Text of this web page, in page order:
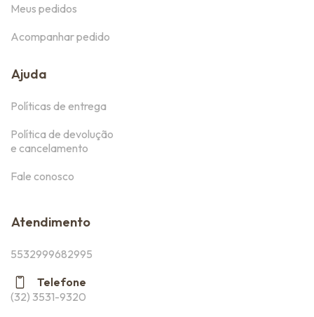
Meus pedidos
Acompanhar pedido
Ajuda
Políticas de entrega
Política de devolução
e cancelamento
Fale conosco
Atendimento
5532999682995
Telefone
(32) 3531-9320